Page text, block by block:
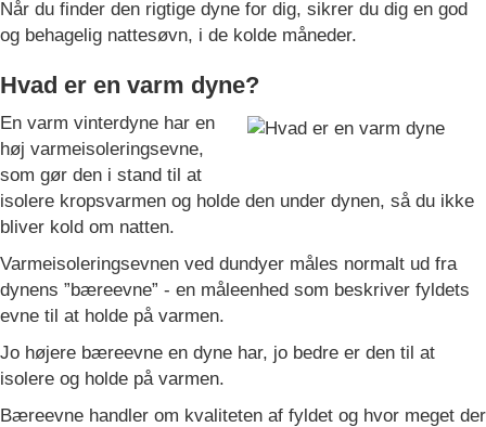
Når du finder den rigtige dyne for dig, sikrer du dig en god
og behagelig nattesøvn, i de kolde måneder.
Hvad er en varm dyne?
En varm vinterdyne har en
høj varmeisoleringsevne,
som gør den i stand til at
isolere kropsvarmen og holde den under dynen, så du ikke
bliver kold om natten.
Varmeisoleringsevnen ved dundyer måles normalt ud fra
dynens ”bæreevne” - en måleenhed som beskriver fyldets
evne til at holde på varmen.
Jo højere bæreevne en dyne har, jo bedre er den til at
isolere og holde på varmen.
Bæreevne handler om kvaliteten af fyldet og hvor meget der